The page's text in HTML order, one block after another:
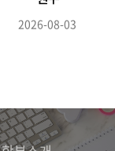
하계 ...
2026-08-03